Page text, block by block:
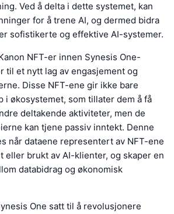
Ved å delta i dette systemet, kan
for å trene AI, og dermed bidra
sofistikerte og effektive AI-systemer.
NFT-er innen Synesis One-
til et nytt lag av engasjement og
Disse NFT-ene gir ikke bare
i økosystemet, som tillater dem å få
deltakende aktiviteter, men de
kan tjene passiv inntekt. Denne
når dataene representert av NFT-ene
brukt av AI-klienter, og skaper en
databidrag og økonomisk
One satt til å revolusjonere